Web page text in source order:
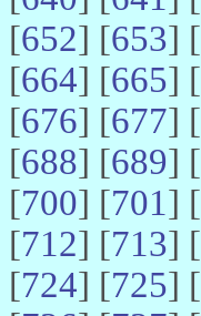
[652] [653] [
[664] [665] [
[676] [677] [
[688] [689] [
[700] [701] [
[712] [713] [
[724] [725] [